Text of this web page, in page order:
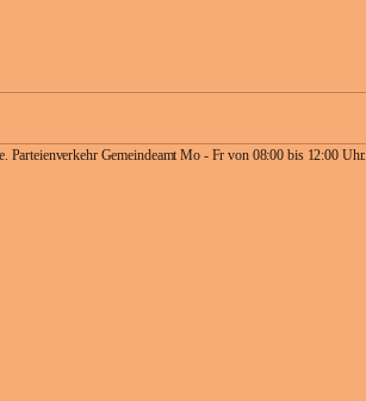
Parteienverkehr Gemeindeamt Mo - Fr von 08:00 bis 12:00 Uhr.